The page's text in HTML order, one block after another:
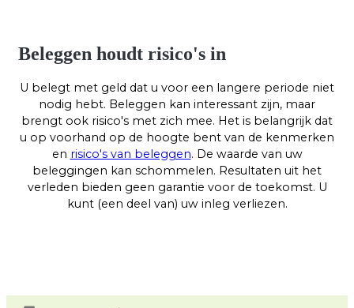
Beleggen houdt risico's in
U belegt met geld dat u voor een langere periode niet
nodig hebt. Beleggen kan interessant zijn, maar
brengt ook risico's met zich mee. Het is belangrijk dat
u op voorhand op de hoogte bent van de kenmerken
en risico's van beleggen. De waarde van uw
beleggingen kan schommelen. Resultaten uit het
verleden bieden geen garantie voor de toekomst. U
kunt (een deel van) uw inleg verliezen.